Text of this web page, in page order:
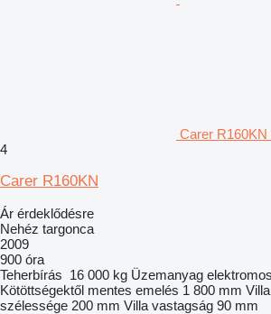
Carer
4
Carer R160KN
Ár érdeklődésre
Nehéz targonca
2009
900 óra
Teherbírás 16 000 kg Üzemanyag elektromos
Kötöttségektől mentes emelés 1 800 mm
szélessége 200 mm Villa vastagság 90 mm